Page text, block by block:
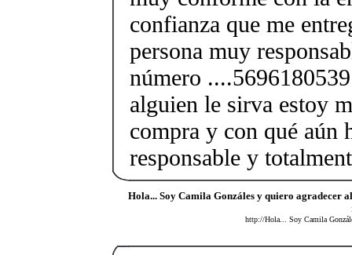
confianza que me
persona muy
número
alguien le sirva estoy
compra y con qué aún
responsable y
Hola... Soy Camila Gonzáles y quiero agradecer
http://Hola... Soy Camila